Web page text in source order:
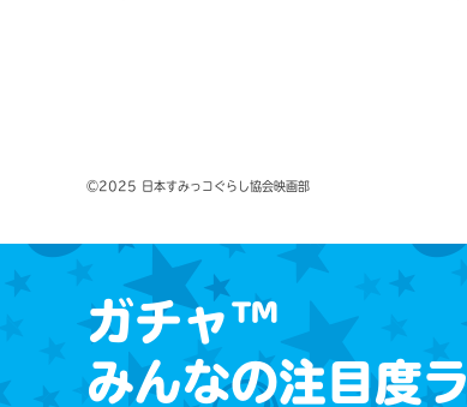
©2025 日本すみっコぐらし協会映画部
ガチャ™
みんなの注目度